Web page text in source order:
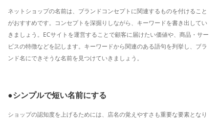
ネットショップの名前は、ブランドコンセプトに関連するものを付けること
がおすすめです。コンセプトを深掘りしながら、キーワードを書き出してい
きましょう。ECサイトを運営することで顧客に届けたい価値や、商品・サー
ビスの特徴などを記します。キーワードから関連のある語句を列挙し、ブラ
ンド名にできそうな名前を見つけていきましょう。
●シンプルで短い名前にする
ショップの認知度を上げるためには、店名の覚えやすさも重要な要素となり